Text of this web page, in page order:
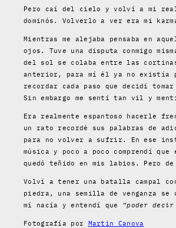
Pero caí del cielo y volví a mi
dominós. Volverlo a ver era mi
Mientras me alejaba pensaba en
ojos. Tuve una disputa conmigo
del sol se colaba entre las
anterior, para mí él ya no existía
recordar cada paso que decidí
Sin embargo me sentí tan vil y
Era realmente espantoso hacerle
un rato recordé sus palabras de
para no volver a sufrir. En ese
música y poco a poco comprendí
quedó teñido en mis labios. Pero
Volví a tener una batalla campal
piedra, una semilla de venganza se
mí nacía y entendí que “poder
Fotografía por Martin Canova